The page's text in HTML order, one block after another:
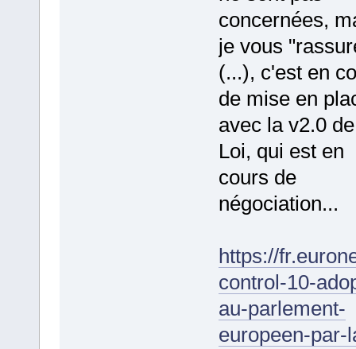
concernées,
je vous
(...), c'est en
de mise en
avec la v2.0
Loi, qui est en
cours de
négociation...
https://
control-10-
au-parlement-
europeen-par-